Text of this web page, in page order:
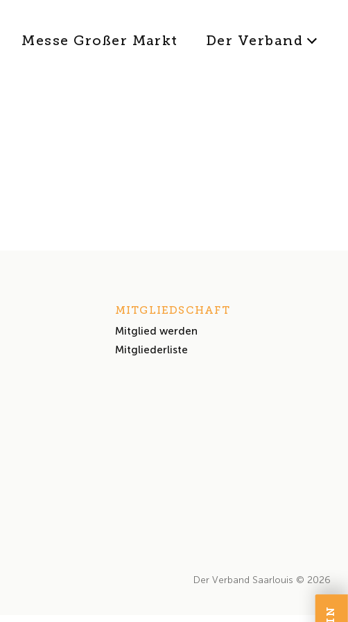
Messe Großer Markt Der Verband
MITGLIEDSCHAFT
Mitglied werden
Mitgliederliste
Der Verband Saarlouis © 2026